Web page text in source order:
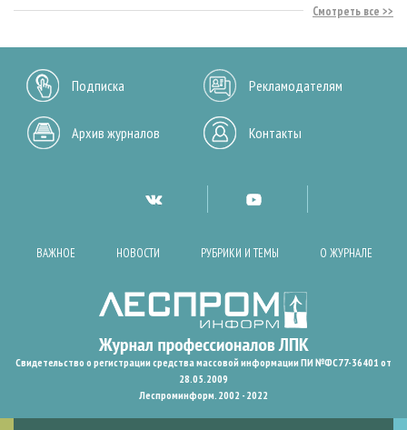
Смотреть все
Подписка Рекламодателям
Архив журналов Контакты
ВАЖНОЕ НОВОСТИ РУБРИКИ И ТЕМЫ О ЖУРНАЛЕ
Свидетельство о регистрации средства массовой информации ПИ №ФС77-36401 от
28.05.2009
Леспроминформ. 2002 - 2022